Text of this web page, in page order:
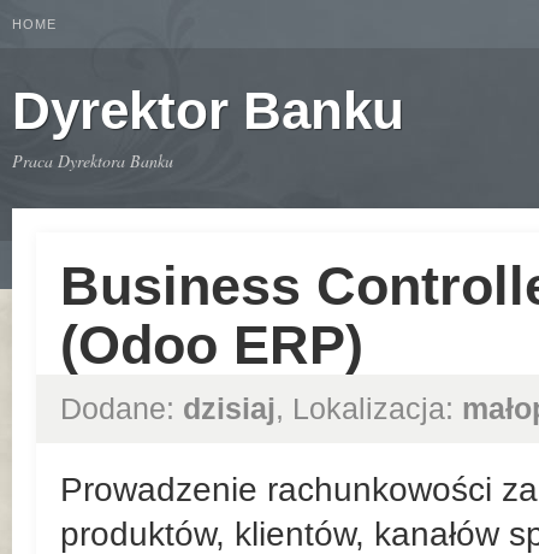
HOME
Dyrektor Banku
Praca Dyrektora Banku
Business
(Odoo ERP)
Dodane: dzisiaj, Lokalizacja:
Prowadzenie rachunkowości
produktów, klientów, kanałów